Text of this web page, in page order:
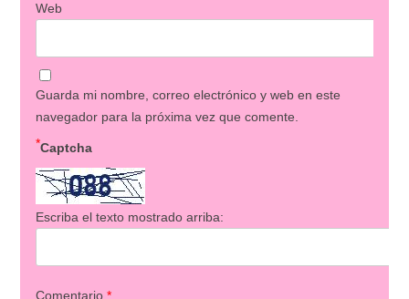
Web
Guarda mi nombre, correo electrónico y web en este
navegador para la próxima vez que comente.
Captcha
*
Escriba el texto mostrado arriba:
Comentario *